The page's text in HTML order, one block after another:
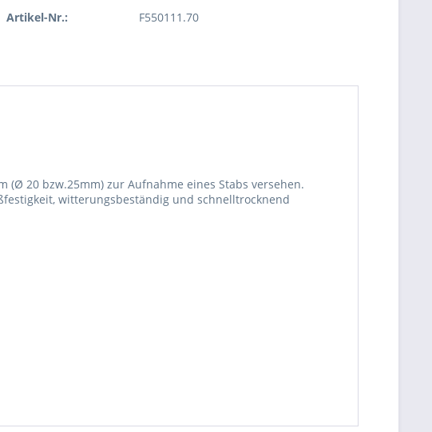
Artikel-Nr.: F550111.70
20 bzw.25mm) zur Aufnahme eines Stabs versehen.
witterungsbeständig und schnelltrocknend